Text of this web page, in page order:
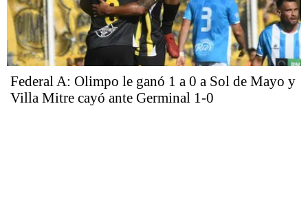
Federal A: Olimpo le ganó 1 a 0 a Sol de Mayo y
Villa Mitre cayó ante Germinal 1-0